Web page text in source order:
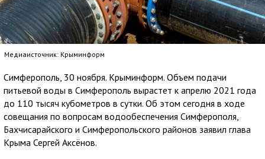
Медиаисточник: Крыминформ
Симферополь, 30 ноября. Крыминформ. Объем подачи
питьевой воды в Симферополь вырастет к апрелю 2021 года
до 110 тысяч кубометров в сутки. Об этом сегодня в ходе
совещания по вопросам водообеспечения Симферополя,
Бахчисарайского и Симферопольского районов заявил глава
Крыма Сергей Аксёнов.